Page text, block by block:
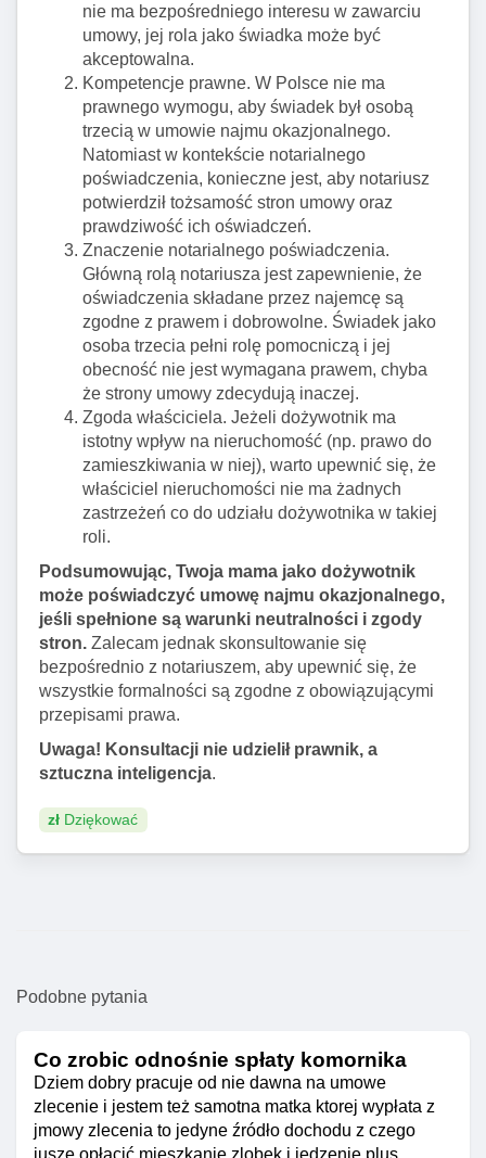
nie ma bezpośredniego interesu w zawarciu
umowy, jej rola jako świadka może być
akceptowalna.
Kompetencje prawne. W Polsce nie ma
prawnego wymogu, aby świadek był osobą
trzecią w umowie najmu okazjonalnego.
Natomiast w kontekście notarialnego
poświadczenia, konieczne jest, aby notariusz
potwierdził tożsamość stron umowy oraz
prawdziwość ich oświadczeń.
Znaczenie notarialnego poświadczenia.
Główną rolą notariusza jest zapewnienie, że
oświadczenia składane przez najemcę są
zgodne z prawem i dobrowolne. Świadek jako
osoba trzecia pełni rolę pomocniczą i jej
obecność nie jest wymagana prawem, chyba
że strony umowy zdecydują inaczej.
Zgoda właściciela. Jeżeli dożywotnik ma
istotny wpływ na nieruchomość (np. prawo do
zamieszkiwania w niej), warto upewnić się, że
właściciel nieruchomości nie ma żadnych
zastrzeżeń co do udziału dożywotnika w takiej
roli.
Podsumowując, Twoja mama jako dożywotnik
może poświadczyć umowę najmu okazjonalnego,
jeśli spełnione są warunki neutralności i zgody
stron. Zalecam jednak skonsultowanie się
bezpośrednio z notariuszem, aby upewnić się, że
wszystkie formalności są zgodne z obowiązującymi
przepisami prawa.
Uwaga! Konsultacji nie udzielił prawnik, a
sztuczna inteligencja.
zł Dziękować
Podobne pytania
Co zrobic odnośnie spłaty komornika
Dziem dobry pracuje od nie dawna na umowe
zlecenie i jestem też samotna matka ktorej wypłata z
jmowy zlecenia to jedyne źródło dochodu z czego
jusze opłacić mieszkanie zlobek i jedzenie plus